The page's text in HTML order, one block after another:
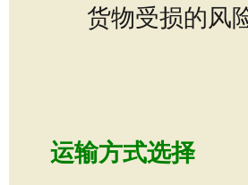
货物受损的风
运输方式选择